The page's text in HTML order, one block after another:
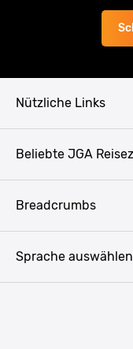
Nützliche Links
Presse
Mannschaftsfahrt
Beliebte JGA
Bukarest
Breadcrumbs
Sprache auswählen